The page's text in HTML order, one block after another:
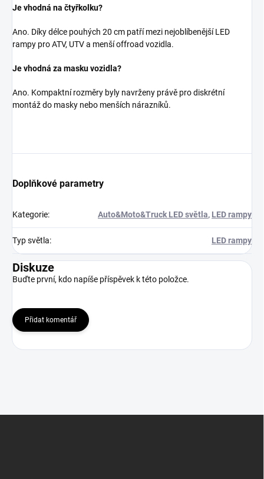
Je vhodná na čtyřkolku?
Ano. Díky délce pouhých 20 cm patří mezi nejoblíbenější LED
rampy pro ATV, UTV a menší offroad vozidla.
Je vhodná za masku vozidla?
Ano. Kompaktní rozměry byly navrženy právě pro diskrétní
montáž do masky nebo menších nárazníků.
Doplňkové parametry
Kategorie: Auto&Moto&Truck LED světla, LED rampy
Typ světla: LED rampy
Diskuze
Buďte první, kdo napíše příspěvek k této položce.
Přidat komentář